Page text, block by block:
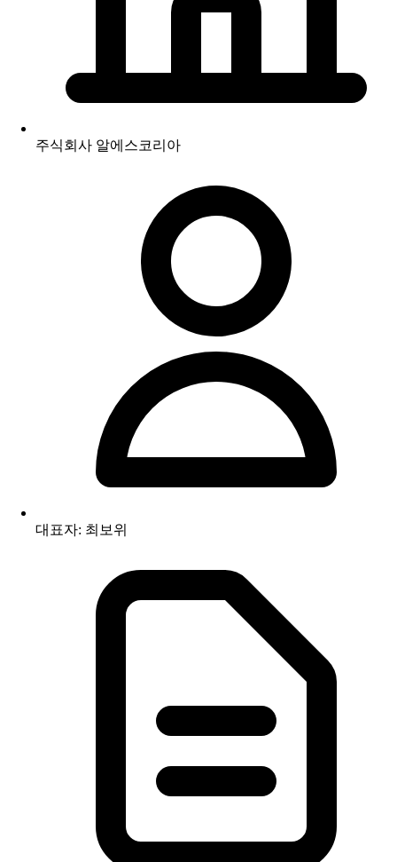
주식회사 알에스코리아
대표자: 최보위